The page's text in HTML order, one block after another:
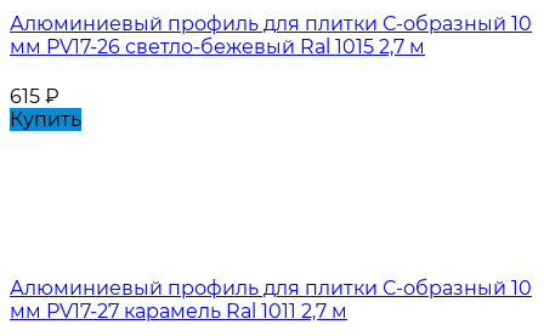
Алюминиевый профиль для плитки С-образный 10
мм PV17-26 светло-бежевый Ral 1015 2,7 м
615 ₽
Купить
Алюминиевый профиль для плитки С-образный 10
мм PV17-27 карамель Ral 1011 2,7 м